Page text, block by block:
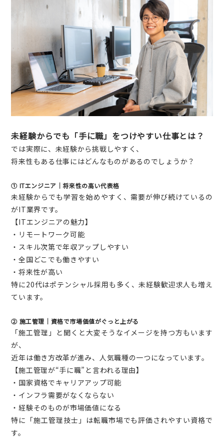
未経験からでも「手に職」をつけやすい仕事とは？
では実際に、未経験から挑戦しやすく、
将来性もある仕事にはどんなものがあるのでしょうか？
① ITエンジニア｜将来性の高い代表格
未経験からでも学習を始めやすく、需要が伸び続けているの
がIT業界です。
【ITエンジニアの魅力】
・リモートワーク可能
・スキル次第で年収アップしやすい
・全国どこでも働きやすい
・将来性が高い
特に20代はポテンシャル採用も多く、未経験歓迎求人も増え
ています。
② 施工管理｜資格で市場価値がぐっと上がる
「施工管理」と聞くと大変そうなイメージを持つ方もいます
が、
近年は働き方改革が進み、人気職種の一つになっています。
【施工管理が“手に職”と言われる理由】
・国家資格でキャリアアップ可能
・インフラ需要がなくならない
・経験そのものが市場価値になる
特に「施工管理技士」は転職市場でも評価されやすい資格で
す。